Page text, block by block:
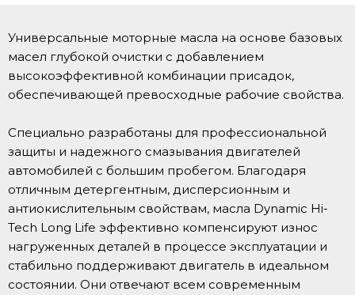
Универсальные моторные масла на основе базовых
масел глубокой очистки с добавлением
высокоэффективной комбинации присадок,
обеспечивающей превосходные рабочие свойства.
Специально разработаны для профессиональной
защиты и надежного смазывания двигателей
автомобилей с большим пробегом. Благодаря
отличным детергентным, дисперсионным и
антиокислительным свойствам, масла Dynamic Hi-
Tech Long Life эффективно компенсируют износ
нагруженных деталей в процессе эксплуатации и
стабильно поддерживают двигатель в идеальном
состоянии. Они отвечают всем современным